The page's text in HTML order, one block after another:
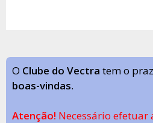
O Clube do Vectra tem o
boas-vindas.
Atenção! Necessário efetuar